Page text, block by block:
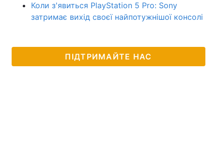
Коли з'явиться PlayStation 5 Pro: Sony
затримає вихід своєї найпотужнішої консолі
ПІДТРИМАЙТЕ НАС